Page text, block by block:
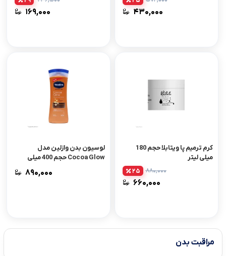
۴۳۰,۰۰۰ ۱۶۹,۰۰۰
کرم ترمیم پا ویتابلا حجم 180
میلی لیتر
۸۸۰,۰۰۰
۶۶۰,۰۰۰
25
لوسیون بدن وازلین مدل
Cocoa Glow حجم 400 میلی
۸۹۰,۰۰۰
مراقبت بدن